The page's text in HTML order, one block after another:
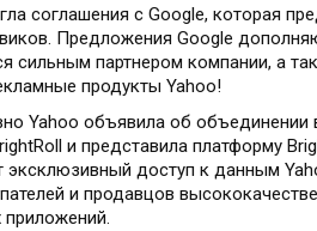
соглашения с Google, которая
Предложения Google
сильным партнером компании, а
продукты Yahoo!
Yahoo объявила об
и представила платформу
эксклюзивный доступ к данным
и продавцов